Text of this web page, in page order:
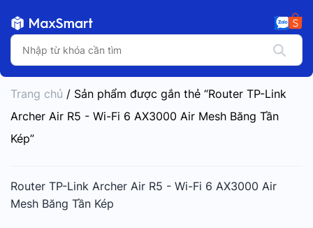
Trang chủ / Sản phẩm được gắn thẻ “Router TP-Link
Archer Air R5 - Wi-Fi 6 AX3000 Air Mesh Băng Tần
Kép”
Router TP-Link Archer Air R5 - Wi-Fi 6 AX3000 Air
Mesh Băng Tần Kép